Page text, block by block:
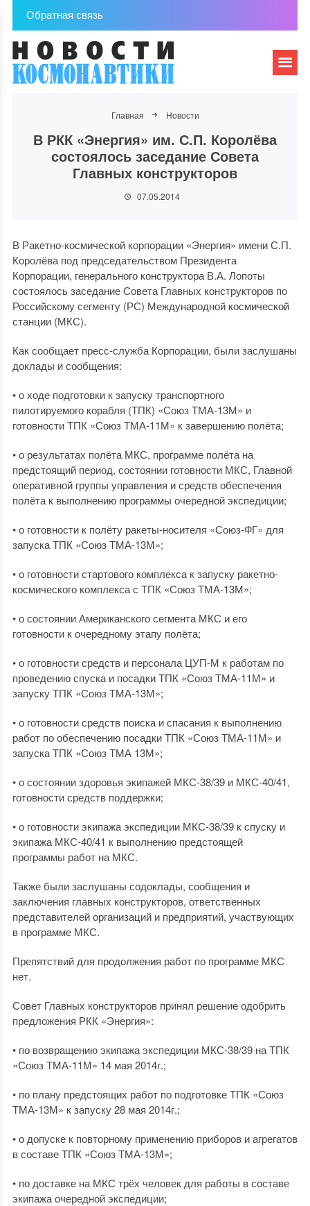
Обратная связь
Главная Новости
В РКК «Энергия» им. С.П. Королёва
состоялось заседание Совета
Главных конструкторов
07.05.2014
В Ракетно-космической корпорации «Энергия» имени С.П.
Королёва под председательством Президента
Корпорации, генерального конструктора В.А. Лопоты
состоялось заседание Совета Главных конструкторов по
Российскому сегменту (РС) Международной космической
станции (МКС).
Как сообщает пресс-служба Корпорации, были заслушаны
доклады и сообщения:
• о ходе подготовки к запуску транспортного
пилотируемого корабля (ТПК) «Союз ТМА-13М» и
готовности ТПК «Союз ТМА-11М» к завершению полёта;
• о результатах полёта МКС, программе полёта на
предстоящий период, состоянии готовности МКС, Главной
оперативной группы управления и средств обеспечения
полёта к выполнению программы очередной экспедиции;
• о готовности к полёту ракеты-носителя «Союз-ФГ» для
запуска ТПК «Союз ТМА-13М»;
• о готовности стартового комплекса к запуску ракетно-
космического комплекса с ТПК «Союз ТМА-13М»;
• о состоянии Американского сегмента МКС и его
готовности к очередному этапу полёта;
• о готовности средств и персонала ЦУП-М к работам по
проведению спуска и посадки ТПК «Союз ТМА-11М» и
запуску ТПК «Союз ТМА-13М»;
• о готовности средств поиска и спасания к выполнению
работ по обеспечению посадки ТПК «Союз ТМА-11М» и
запуска ТПК «Союз ТМА 13М»;
• о состоянии здоровья экипажей МКС-38/39 и МКС-40/41,
готовности средств поддержки;
• о готовности экипажа экспедиции МКС-38/39 к спуску и
экипажа МКС-40/41 к выполнению предстоящей
программы работ на МКС.
Также были заслушаны содоклады, сообщения и
заключения главных конструкторов, ответственных
представителей организаций и предприятий, участвующих
в программе МКС.
Препятствий для продолжения работ по программе МКС
нет.
Совет Главных конструкторов принял решение одобрить
предложения РКК «Энергия»:
• по возвращению экипажа экспедиции МКС-38/39 на ТПК
«Союз ТМА-11М» 14 мая 2014г.;
• по плану предстоящих работ по подготовке ТПК «Союз
ТМА-13М» к запуску 28 мая 2014г.;
• о допуске к повторному применению приборов и агрегатов
в составе ТПК «Союз ТМА-13М»;
• по доставке на МКС трёх человек для работы в составе
экипажа очередной экспедиции;